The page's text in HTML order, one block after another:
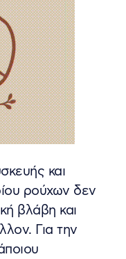
και
ρούχων δεν
βλάβη και
Για την